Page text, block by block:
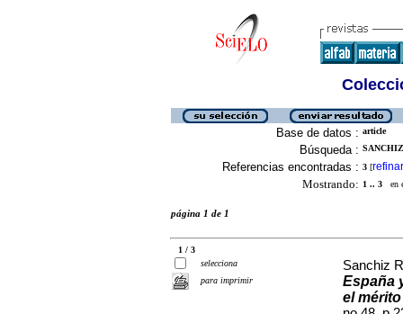
Base de datos : article
Búsqueda :
Referencias encontradas : 3 [refinar
Mostrando: 1 .. 3 en
página 1 de 1
1 / 3
selecciona
para imprimir
Sanchiz
España
el